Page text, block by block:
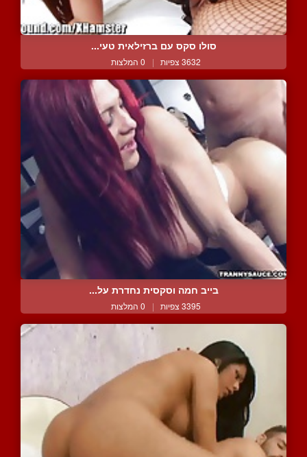
סולו סקס עם ברזילאית טעי...
3632 צפיות | 0 המלצות
בייב חמה וסקסית נחדרת על...
3395 צפיות | 0 המלצות